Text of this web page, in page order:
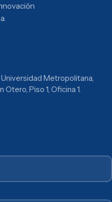
Metropolitana,
Piso 1, Oficina 1.